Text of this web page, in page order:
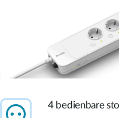
4 bedienbare